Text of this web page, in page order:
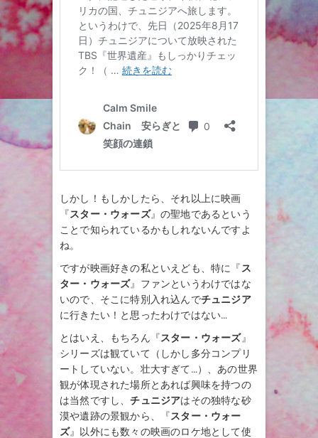
しかし！もしかしたら、それ以上に映画
『スター・ウォーズ』の聖地であるという
ことで知られているかもしれないんですよ
ね。
ですが映画好きの私といえども、特に『 ス
ター・ウォーズ』ファンというわけではな
いので、そこに特別入れ込んでチュニジア
に行きたい！と思ったわけではない…
とはいえ、もちろん『スター・ウォーズ』
シリーズは観ていて（しかし多分コンプリ
ートしていない。壮大すぎて…）、あの世界
観が体現された場所とあれば興味を持つの
は当然ですし、チュニジアはその独特な砂
漠や遺跡の景観から、『スター・ウォー
ズ』以外にも数々の映画のロケ地として使